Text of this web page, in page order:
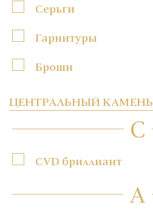
Серьги
Гарнитуры
Броши
ЦЕНТРАЛЬНЫЙ КАМЕНЬ
C
CVD бриллиант
А